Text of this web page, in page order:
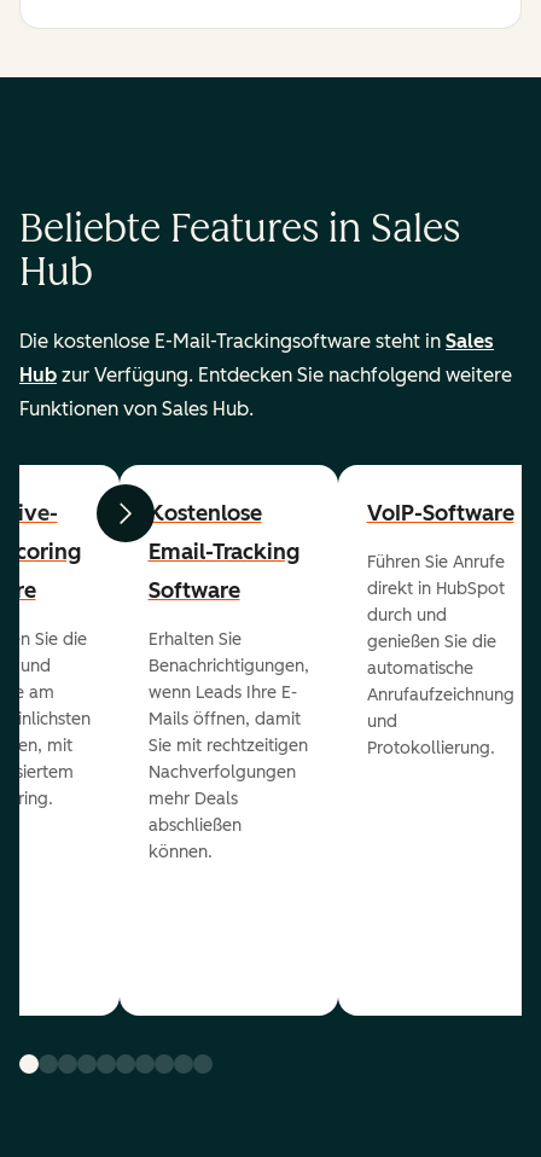
Beliebte Features in Sales
Hub
Die kostenlose E-Mail-Trackingsoftware steht in Sales
Hub zur Verfügung. Entdecken Sie nachfolgend weitere
Funktionen von Sales Hub.
ZurückWeiter
Sie die
und
am
mit
Kostenlose
Email-Tracking
Software
Erhalten Sie
Benachrichtigungen,
wenn Leads Ihre E-
Mails öffnen, damit
Sie mit rechtzeitigen
Nachverfolgungen
mehr Deals
abschließen
können.
VoIP-Software
Führen Sie Anrufe
direkt in HubSpot
durch und
genießen Sie die
automatische
Anrufaufzeichnung
und
Protokollierung.